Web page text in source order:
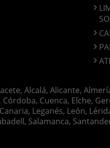
Alcalá, Alicante,
Cuenca, Elche,
Leganés, León,
Salamanca,